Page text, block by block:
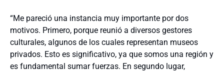
“Me pareció una instancia muy importante por dos
motivos. Primero, porque reunió a diversos gestores
culturales, algunos de los cuales representan museos
privados. Esto es significativo, ya que somos una región y
es fundamental sumar fuerzas. En segundo lugar,